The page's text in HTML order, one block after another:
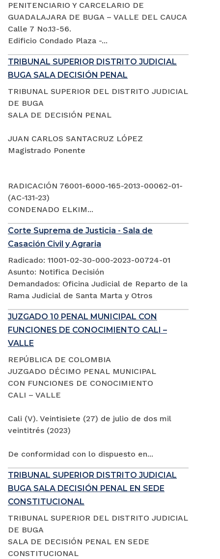
PENITENCIARIO Y CARCELARIO DE
GUADALAJARA DE BUGA – VALLE DEL CAUCA
Calle 7 No.13-56.
Edificio Condado Plaza -...
TRIBUNAL SUPERIOR DISTRITO JUDICIAL
BUGA SALA DECISIÓN PENAL
TRIBUNAL SUPERIOR DEL DISTRITO JUDICIAL
DE BUGA
SALA DE DECISIÓN PENAL
JUAN CARLOS SANTACRUZ LÓPEZ
Magistrado Ponente
RADICACIÓN 76001-6000-165-2013-00062-01-
(AC-131-23)
CONDENADO ELKIM...
Corte Suprema de Justicia - Sala de
Casación Civil y Agraria
Radicado: 11001-02-30-000-2023-00724-01
Asunto: Notifica Decisión
Demandados: Oficina Judicial de Reparto de la
Rama Judicial de Santa Marta y Otros
JUZGADO 10 PENAL MUNICIPAL CON
FUNCIONES DE CONOCIMIENTO CALI –
VALLE
REPÚBLICA DE COLOMBIA
JUZGADO DÉCIMO PENAL MUNICIPAL
CON FUNCIONES DE CONOCIMIENTO
CALI – VALLE
Cali (V). Veintisiete (27) de julio de dos mil
veintitrés (2023)
De conformidad con lo dispuesto en...
TRIBUNAL SUPERIOR DISTRITO JUDICIAL
BUGA SALA DECISIÓN PENAL EN SEDE
CONSTITUCIONAL
TRIBUNAL SUPERIOR DEL DISTRITO JUDICIAL
DE BUGA
SALA DE DECISIÓN PENAL EN SEDE
CONSTITUCIONAL